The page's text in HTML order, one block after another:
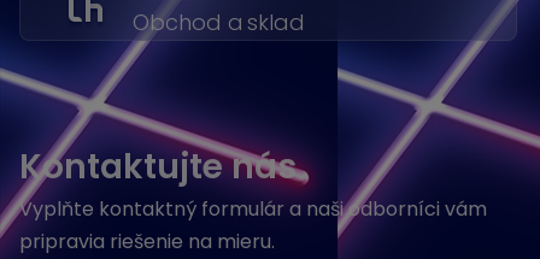
Obchod a sklad
Kontaktujte nás
Vyplňte kontaktný formulár a naši odborníci vám
pripravia riešenie na mieru.